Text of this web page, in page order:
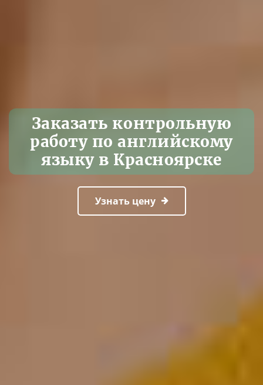
Заказать контрольную
работу по английскому
языку в Красноярске
Узнать цену